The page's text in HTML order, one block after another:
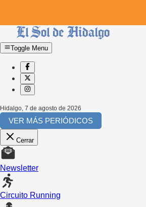
Toggle Menu
Hidalgo, 7 de agosto de 2026
VER MÁS PERIÓDICOS
Cerrar
Newsletter
Circuito Running